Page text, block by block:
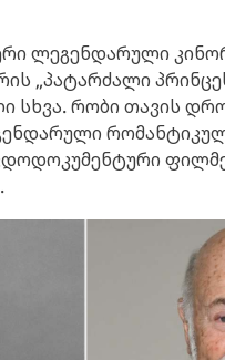
ლეგენდარული
„პატარძალი
სხვა. რობი თავის